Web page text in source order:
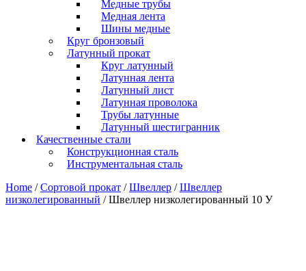
Медные трубы
Медная лента
Шины медные
Круг бронзовый
Латунный прокат
Круг латунный
Латунная лента
Латунный лист
Латунная проволока
Трубы латунные
Латунный шестигранник
Качественные стали
Конструкционная сталь
Инструментальная сталь
Home /Сортовой прокат /Швеллер /Швеллер
низколегированный / Швеллер низколегированный 10 У